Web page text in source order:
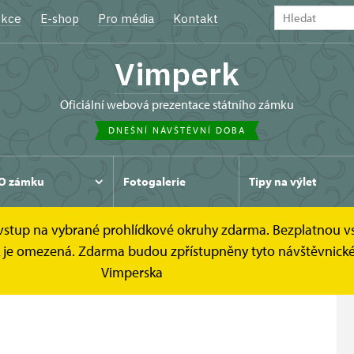
E-shop Pro média Kontakt
Vimperk
oficiální webová prezentace státního zámku
DNEŠNÍ NÁVŠTĚVNÍ DOBA
zámku Fotogalerie Tipy na výlet
na vybrané prohlídkové okruhy zdarma. Bezplatnou
omezená. Zdarma budou zpřístupněny tyto
Vimperska
okruhy Horní zámek